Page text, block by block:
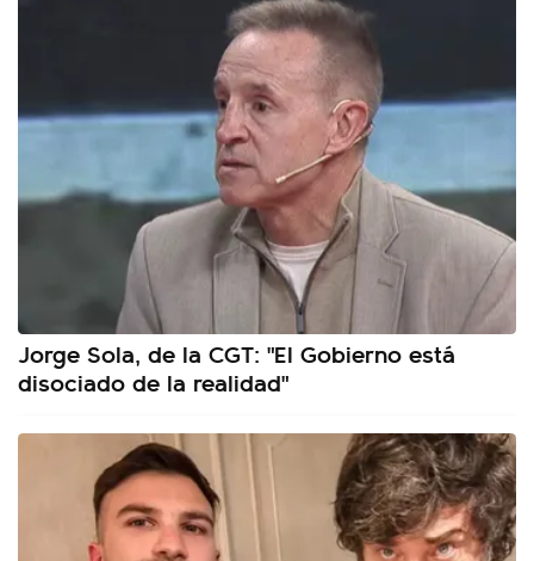
Jorge Sola, de la CGT: "El Gobierno está
disociado de la realidad"